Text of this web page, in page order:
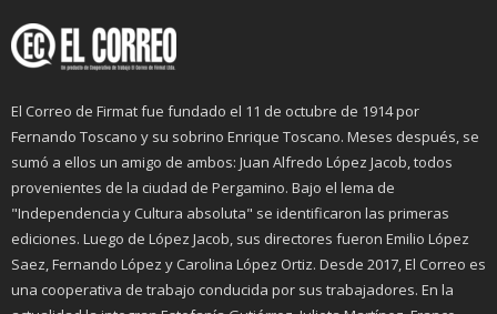
El Correo de Firmat fue fundado el 11 de octubre de 1914 por
Fernando Toscano y su sobrino Enrique Toscano. Meses después, se
sumó a ellos un amigo de ambos: Juan Alfredo López Jacob, todos
provenientes de la ciudad de Pergamino. Bajo el lema de
"Independencia y Cultura absoluta" se identificaron las primeras
ediciones. Luego de López Jacob, sus directores fueron Emilio López
Saez, Fernando López y Carolina López Ortiz. Desde 2017, El Correo es
una cooperativa de trabajo conducida por sus trabajadores. En la